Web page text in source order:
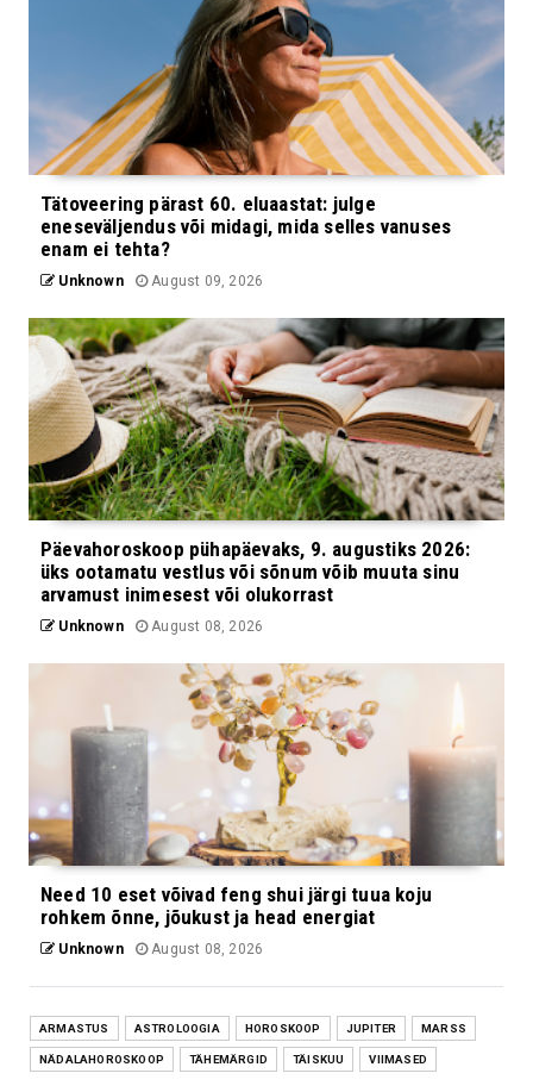
Tätoveering pärast 60. eluaastat: julge
eneseväljendus või midagi, mida selles vanuses
enam ei tehta?
Unknown August 09, 2026
Päevahoroskoop pühapäevaks, 9. augustiks 2026:
üks ootamatu vestlus või sõnum võib muuta sinu
arvamust inimesest või olukorrast
Unknown August 08, 2026
Need 10 eset võivad feng shui järgi tuua koju
rohkem õnne, jõukust ja head energiat
Unknown August 08, 2026
ARMASTUS ASTROLOOGIA HOROSKOOP JUPITER MARSS
NÄDALAHOROSKOOP TÄHEMÄRGID TÄISKUU VIIMASED